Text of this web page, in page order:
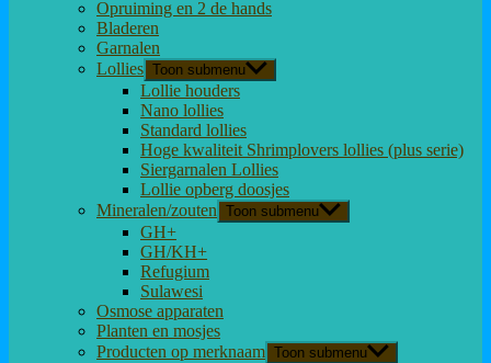
Opruiming en 2 de hands
Bladeren
Garnalen
Lollies Toon submenu
Lollie houders
Nano lollies
Standard lollies
Hoge kwaliteit Shrimplovers lollies (plus serie)
Siergarnalen Lollies
Lollie opberg doosjes
Mineralen/zouten Toon submenu
GH+
GH/KH+
Refugium
Sulawesi
Osmose apparaten
Planten en mosjes
Producten op merknaam Toon submenu